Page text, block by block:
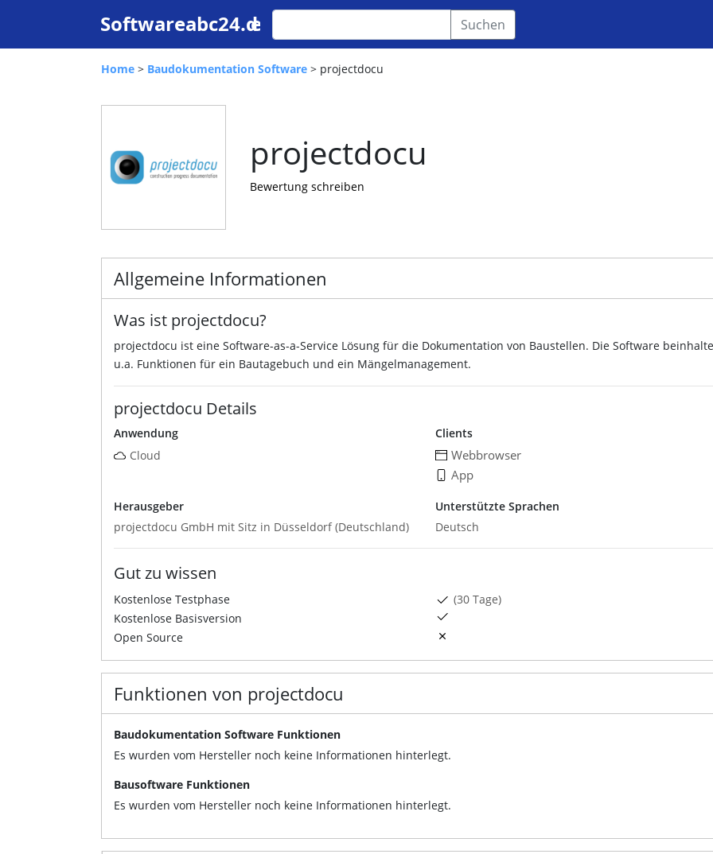
Suchen
Home > Baudokumentation Software > projectdocu
projectdocu
Bewertung schreiben
Allgemeine Informationen
Was ist projectdocu?
projectdocu ist eine Software-as-a-Service Lösung für die Dokumentation von Baustellen. Die Software
u.a. Funktionen für ein Bautagebuch und ein Mängelmanagement.
projectdocu Details
Anwendung
Cloud
Clients
Webbrowser
App
Herausgeber
projectdocu GmbH mit Sitz in Düsseldorf (Deutschland)
Unterstützte Sprachen
Deutsch
Gut zu wissen
Kostenlose Testphase
(30 Tage)
Kostenlose Basisversion
Open Source
Funktionen von projectdocu
Baudokumentation Software Funktionen
Es wurden vom Hersteller noch keine Informationen hinterlegt.
Bausoftware Funktionen
Es wurden vom Hersteller noch keine Informationen hinterlegt.